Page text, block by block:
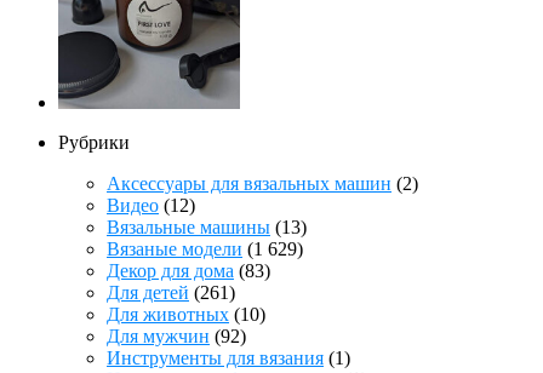
Рубрики
Аксессуары для вязальных машин (2)
Видео (12)
Вязальные машины (13)
Вязаные модели (1 629)
Декор для дома (83)
Для детей (261)
Для животных (10)
Для мужчин (92)
Инструменты для вязания (1)